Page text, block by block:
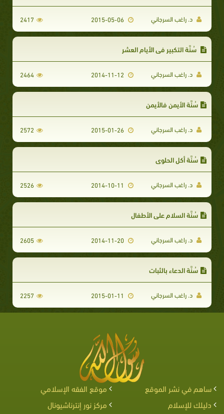
د. راغب السرجاني 2015-05-06
2417
سُنَّة التكبير في الأيام العشر
د. راغب السرجاني 2464
سُنَّة الأيمن فالأيمن
د. راغب السرجاني 2015-01-26
2572
سُنَّة أكل الحلوى
د. راغب السرجاني 2526
سُنَّة السلام على الأطفال
د. راغب السرجاني 2014-11-20
2605
سُنَّة الدعاء بالثبات
د. راغب السرجاني 2257
ساهم في نشر الموقع
موقع الفقه الإسلامي
دليلك للإسلام
مركز نور إنترناشيونال